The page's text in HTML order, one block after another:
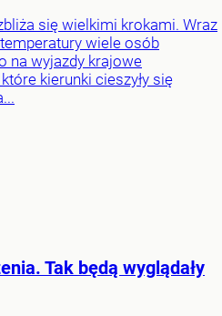
się wielkimi krokami. Wraz
wiele osób
na wyjazdy krajowe
kierunki cieszyły się
Tak będą wyglądały